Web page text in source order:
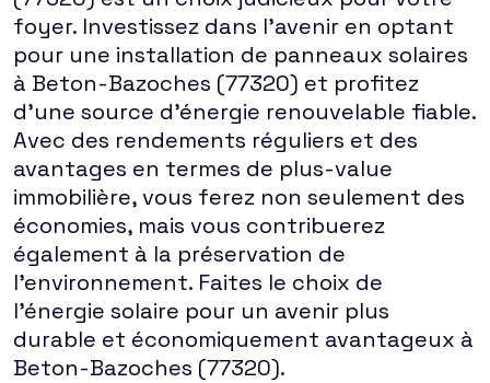
foyer. Investissez dans l'avenir en optant
pour une installation de panneaux solaires
à Beton-Bazoches (77320) et profitez
d'une source d'énergie renouvelable fiable.
Avec des rendements réguliers et des
avantages en termes de plus-value
immobilière, vous ferez non seulement des
économies, mais vous contribuerez
également à la préservation de
l'environnement. Faites le choix de
l'énergie solaire pour un avenir plus
durable et économiquement avantageux à
Beton-Bazoches (77320).